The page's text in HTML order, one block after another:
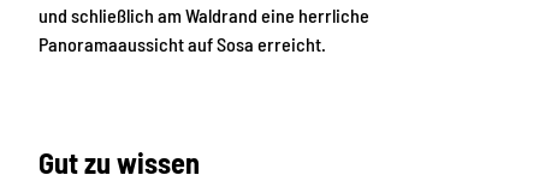
und schließlich am Waldrand eine herrliche
Panoramaaussicht auf Sosa erreicht.
Gut zu wissen